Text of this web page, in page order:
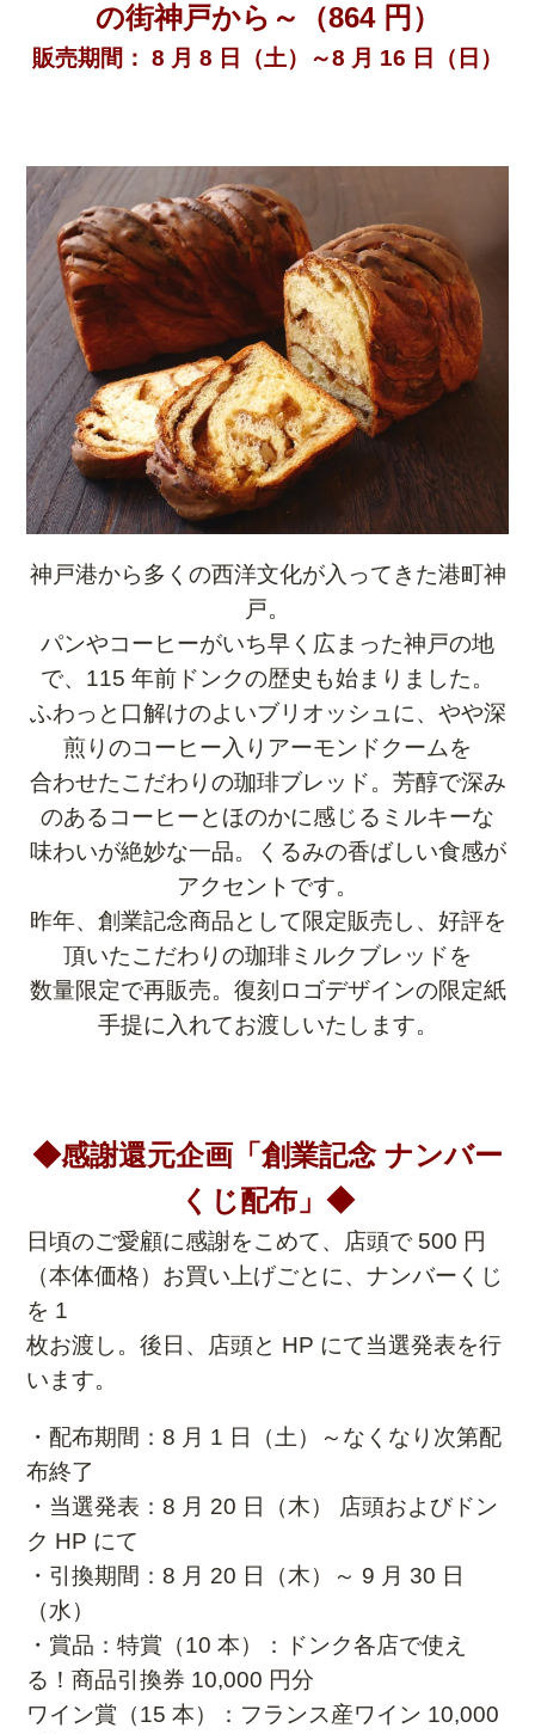
の街神戸から～（864 円）
販売期間： 8 月 8 日（土）～8 月 16 日（日）
神戸港から多くの西洋文化が入ってきた港町神
戸。
パンやコーヒーがいち早く広まった神戸の地
で、115 年前ドンクの歴史も始まりました。
ふわっと口解けのよいブリオッシュに、やや深
煎りのコーヒー入りアーモンドクームを
合わせたこだわりの珈琲ブレッド。芳醇で深み
のあるコーヒーとほのかに感じるミルキーな
味わいが絶妙な一品。くるみの香ばしい食感が
アクセントです。
昨年、創業記念商品として限定販売し、好評を
頂いたこだわりの珈琲ミルクブレッドを
数量限定で再販売。復刻ロゴデザインの限定紙
手提に入れてお渡しいたします。
◆感謝還元企画「創業記念 ナンバー
くじ配布」◆
日頃のご愛顧に感謝をこめて、店頭で 500 円
（本体価格）お買い上げごとに、ナンバーくじ
を 1
枚お渡し。後日、店頭と HP にて当選発表を行
います。
・配布期間：8 月 1 日（土）～なくなり次第配
布終了
・当選発表：8 月 20 日（木） 店頭およびドン
ク HP にて
・引換期間：8 月 20 日（木）～ 9 月 30 日
（水）
・賞品：特賞（10 本）：ドンク各店で使え
る！商品引換券 10,000 円分
ワイン賞（15 本）：フランス産ワイン 10,000